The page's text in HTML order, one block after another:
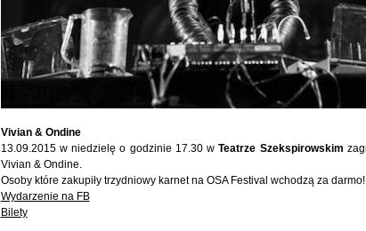
Vivian & Ondine
13.09.2015 w niedzielę o godzinie 17.30 wTeatrze Szekspirowskim
Vivian & Ondine.
Osoby które zakupiły trzydniowy karnet na OSA Festival wchodzą za darmo!
Wydarzenie na FB
Bilety